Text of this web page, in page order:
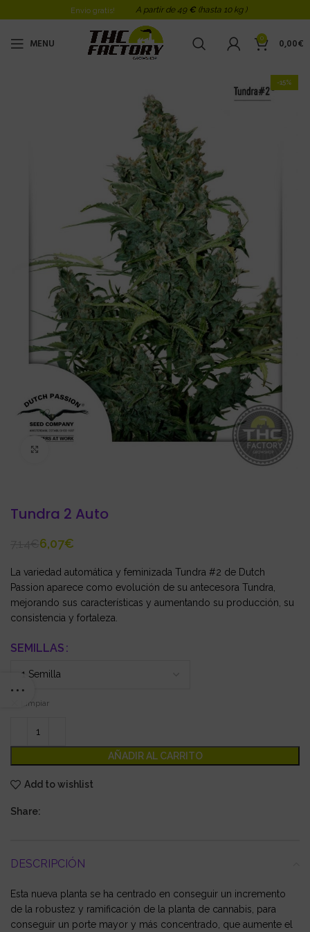
Envio gratis! A partir de 49 € (hasta 10 kg )
MENU 0 0,00€
-15%
Tundra 2 Auto
6,07€
La variedad automática y feminizada Tundra #2 de Dutch
Passion aparece como evolución de su antecesora Tundra,
mejorando sus características y aumentando su producción, su
consistencia y fortaleza.
SEMILLAS
Limpiar
AÑADIR AL CARRITO
Add to wishlist
Share:
DESCRIPCIÓN
Esta nueva planta se ha centrado en conseguir un incremento
de la robustez y ramificación de la planta de cannabis, para
conseguir un porte mayor y más concentrado, que aumente el